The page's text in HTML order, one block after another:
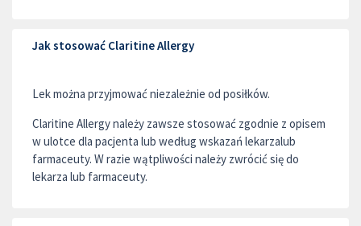
Jak stosować Claritine Allergy
Lek można przyjmować niezależnie od posiłków.
Claritine Allergy należy zawsze stosować zgodnie z opisem
w ulotce dla pacjenta lub według wskazań lekarzalub
farmaceuty. W razie wątpliwości należy zwrócić się do
lekarza lub farmaceuty.